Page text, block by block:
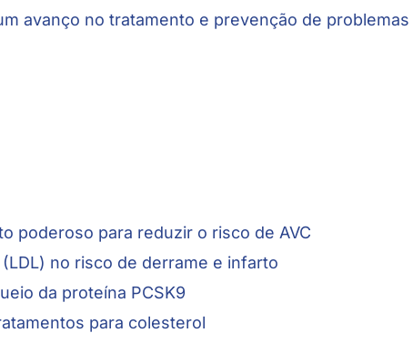
avanço no tratamento e prevenção de problemas
poderoso para reduzir o risco de AVC
no risco de derrame e infarto
da proteína PCSK9
para colesterol